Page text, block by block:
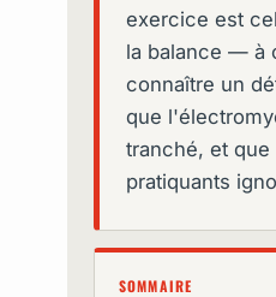
exercice est
la balance — à
connaître un
que
tranché, et que
pratiquants
SOMMAIRE